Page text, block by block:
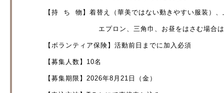
【持 ち 物】着替え（華美ではない動きやすい服装）、
エプロン、三角巾、お昼をはさむ場
【ボランティア保険】活動前日までに加入必須
【募集人数】10名
【募集期限】2026年8月21日（金）